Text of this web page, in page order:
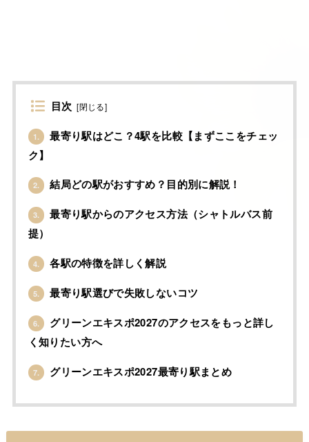
目次 [閉じる]
1.
最寄り駅はどこ？4駅を比較【まずここをチェッ
ク】
2. 結局どの駅がおすすめ？目的別に解説！
3.
最寄り駅からのアクセス方法（シャトルバス前
提）
4. 各駅の特徴を詳しく解説
5. 最寄り駅選びで失敗しないコツ
6.
グリーンエキスポ2027のアクセスをもっと詳し
く知りたい方へ
7. グリーンエキスポ2027最寄り駅まとめ